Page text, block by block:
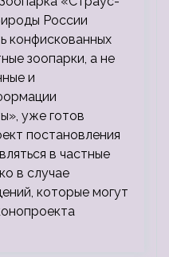
России
конфискованных
зоопарки, а не
и
уже готов
постановления
в частные
в случае
которые могут